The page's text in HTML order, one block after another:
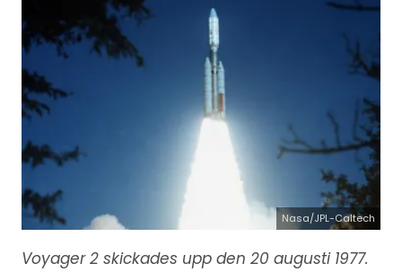
Nasa/JPL-Caltech
Voyager 2 skickades upp den 20 augusti 1977.